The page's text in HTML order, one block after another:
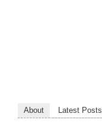
About Latest Posts